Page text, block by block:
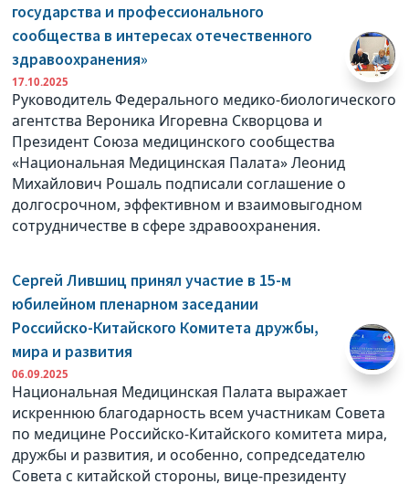
государства и профессионального
сообщества в интересах отечественного
здравоохранения»
17.10.2025
Руководитель Федерального медико-биологического
агентства Вероника Игоревна Скворцова и
Президент Союза медицинского сообщества
«Национальная Медицинская Палата» Леонид
Михайлович Рошаль подписали соглашение о
долгосрочном, эффективном и взаимовыгодном
сотрудничестве в сфере здравоохранения.
Сергей Лившиц принял участие в 15-м
юбилейном пленарном заседании
Российско-Китайского Комитета дружбы,
мира и развития
06.09.2025
Национальная Медицинская Палата выражает
искреннюю благодарность всем участникам Совета
по медицине Российско-Китайского комитета мира,
дружбы и развития, и особенно, сопредседателю
Совета с китайской стороны, вице-президенту